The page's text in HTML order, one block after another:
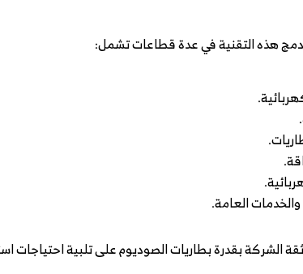
العامة.
الشركة بقدرة بطاريات الصوديوم على تلبية احتياجات